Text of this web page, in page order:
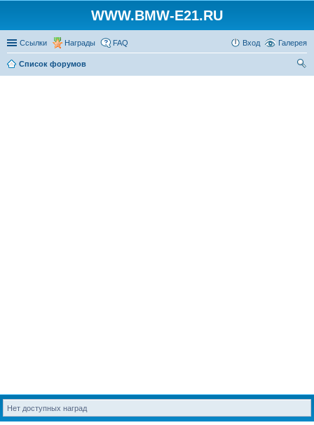
WWW.BMW-E21.RU
Ссылки Награды Галерея
FAQ Вход
Список форумов
Нет доступных наград